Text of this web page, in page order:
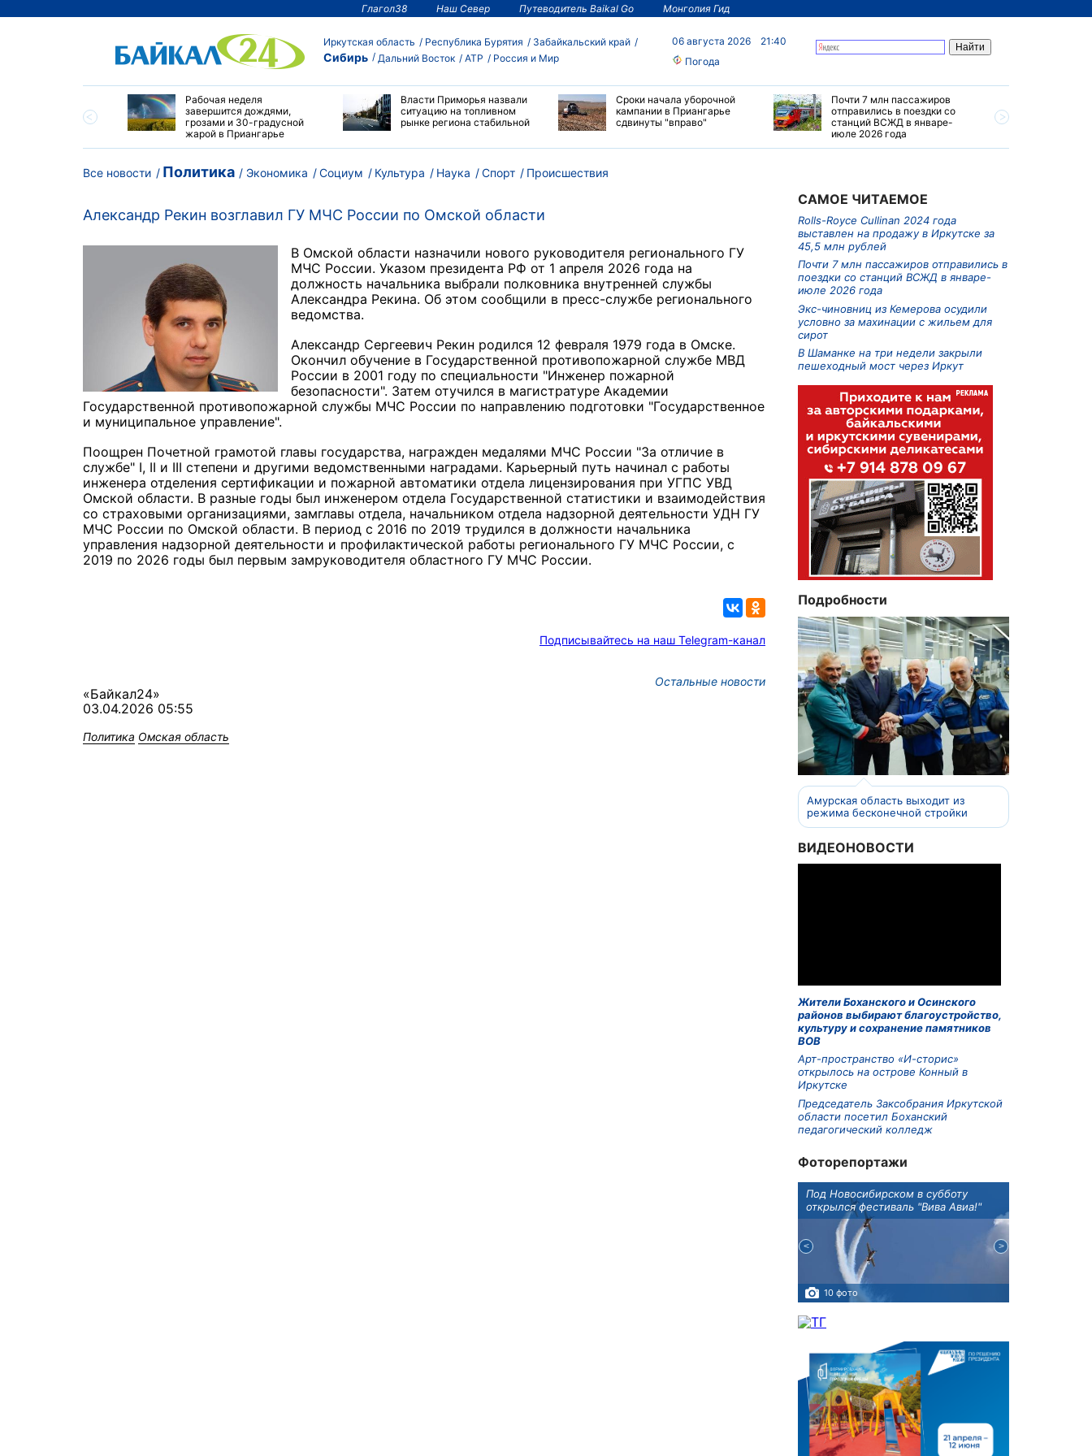
Глагол38 Наш Север Путеводитель Baikal Go Монголия Гид
Иркутская область Республика Бурятия Забайкальский край
Сибирь Дальний Восток АТР Россия и Мир
06 августа 2026
21:40
Погода
Рабочая неделя
завершится дождями,
грозами и 30-градусной
жарой в Приангарье
Власти Приморья назвали
ситуацию на топливном
рынке региона стабильной
Сроки начала уборочной
кампании в Приангарье
сдвинуты "вправо"
Почти 7 млн пассажиров
отправились в поездки со
станций ВСЖД в январе-
июле 2026 года
Все новости Политика Экономика Социум Культура Наука Спорт Происшествия
Александр Рекин возглавил ГУ МЧС России по Омской области
В Омской области назначили нового руководителя регионального ГУ
МЧС России. Указом президента РФ от 1 апреля 2026 года на
должность начальника выбрали полковника внутренней службы
Александра Рекина. Об этом сообщили в пресс-службе регионального
ведомства.
Александр Сергеевич Рекин родился 12 февраля 1979 года в Омске.
Окончил обучение в Государственной противопожарной службе МВД
России в 2001 году по специальности "Инженер пожарной
безопасности". Затем отучился в магистратуре Академии
Государственной противопожарной службы МЧС России по направлению подготовки "Государственное
и муниципальное управление".
Поощрен Почетной грамотой главы государства, награжден медалями МЧС России "За отличие в
службе" I, II и III степени и другими ведомственными наградами. Карьерный путь начинал с работы
инженера отделения сертификации и пожарной автоматики отдела лицензирования при УГПС УВД
Омской области. В разные годы был инженером отдела Государственной статистики и взаимодействия
со страховыми организациями, замглавы отдела, начальником отдела надзорной деятельности УДН ГУ
МЧС России по Омской области. В период с 2016 по 2019 трудился в должности начальника
управления надзорной деятельности и профилактической работы регионального ГУ МЧС России, с
2019 по 2026 годы был первым замруководителя областного ГУ МЧС России.
Подписывайтесь на наш Telegram-канал
Остальные новости
«Байкал24»
03.04.2026 05:55
Политика Омская область
САМОЕ ЧИТАЕМОЕ
Rolls-Royce Cullinan 2024 года
выставлен на продажу в Иркутске за
45,5 млн рублей
Почти 7 млн пассажиров отправились в
поездки со станций ВСЖД в январе-
июле 2026 года
Экс-чиновниц из Кемерова осудили
условно за махинации с жильем для
сирот
В Шаманке на три недели закрыли
пешеходный мост через Иркут
Подробности
Амурская область выходит из
режима бесконечной стройки
ВИДЕОНОВОСТИ
Жители Боханского и Осинского
районов выбирают благоустройство,
культуру и сохранение памятников
ВОВ
Арт-пространство «И-сторис»
открылось на острове Конный в
Иркутске
Председатель Заксобрания Иркутской
области посетил Боханский
педагогический колледж
Фоторепортажи
Под Новосибирском в субботу
открылся фестиваль "Вива Авиа!"
10 фото